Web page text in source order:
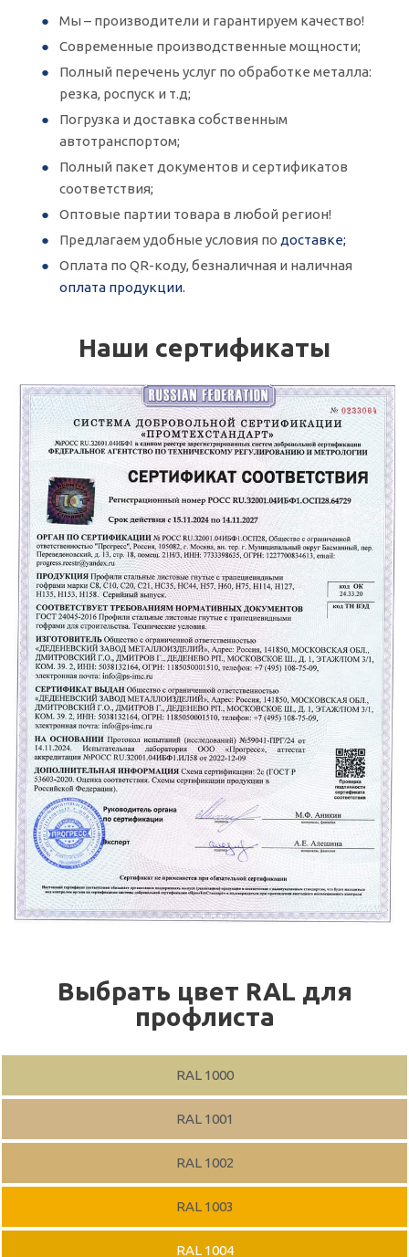
Мы – производители и гарантируем качество!
Современные производственные мощности;
Полный перечень услуг по обработке металла:
резка, роспуск и т.д;
Погрузка и доставка собственным
автотранспортом;
Полный пакет документов и сертификатов
соответствия;
Оптовые партии товара в любой регион!
Предлагаем удобные условия по доставке;
Оплата по QR-коду, безналичная и наличная
оплата продукции.
Наши сертификаты
Выбрать цвет RAL для
профлиста
RAL 1000
RAL 1001
RAL 1002
RAL 1003
RAL 1004